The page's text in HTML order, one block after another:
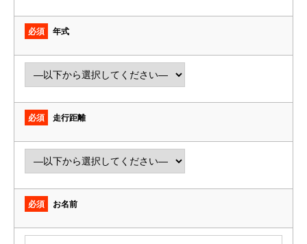
必須 年式
必須 走行距離
必須 お名前